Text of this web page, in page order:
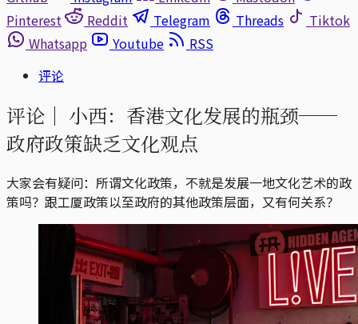
Pinterest
Reddit Telegram Threads
Tiktok
Whatsapp
Youtube
RSS
评论
评论｜ 小西：香港文化发展的瓶颈──
政府政策缺乏文化观点
大家会有疑问：所谓文化政策，不就是发展一地文化艺术的政
策吗？跟工厦政策以至政府的其他政策层面，又有何关系？